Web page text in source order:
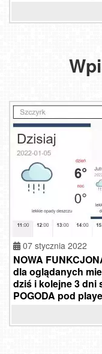
07 stycznia 2022
NOWA
dla oglądanych
dziś i kolejne 3 dni
POGODA pod
Zanim
ruszysz
na
skitury